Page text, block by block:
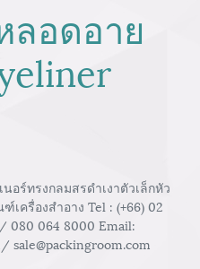
อดอาย
ร์ทรงกลมสรดำเงาตัวเล็กหัว
ครื่องสำอาง Tel : (+66) 02
080 064 8000 Email:
sale@packingroom.com